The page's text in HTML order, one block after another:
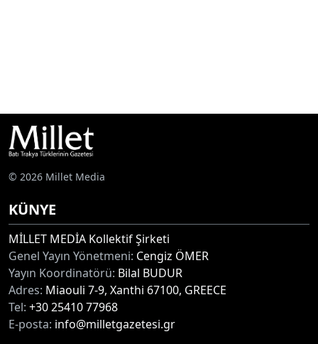
© 2026 Millet Media
KÜNYE
MİLLET MEDİA Kollektif Şirketi
Genel Yayın Yönetmeni: Cengiz ÖMER
Yayın Koordinatörü: Bilal BUDUR
Adres: Miaouli 7-9, Xanthi 67100, GREECE
Tel: +30 25410 77968
E-posta: info@milletgazetesi.gr